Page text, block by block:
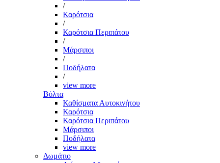
/
Καρότσια
/
Καρότσια Περιπάτου
/
Μάρσιποι
/
Ποδήλατα
/
view more
Βόλτα
Καθίσματα Αυτοκινήτου
Καρότσια
Καρότσια Περιπάτου
Μάρσιποι
Ποδήλατα
view more
Δωμάτιο